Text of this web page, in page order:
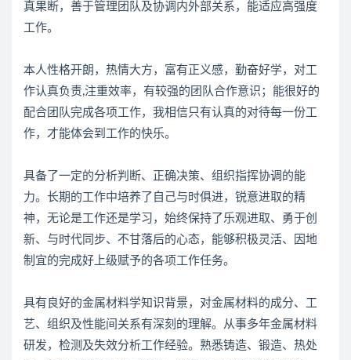
真果断，善于管理团队及协调内外部关系，能适应高强度
工作。
本人性格开朗，热情大方，富有正义感，勤奋好学，对工
作认真负责,注重效率，有较强的团队合作意识；能很好的
配合团队完成各项工作，我相信只有认真的对待每一份工
作，才能体会到工作的快乐。
具备了一定的分析判断、正确决策、组织指挥协调的能
力。长期的工作中培养了自己与时俱进，锐意进取的精
神，无论是工作还是学习，始终保持了乐观进取、勇于创
新、与时代同步、不甘落后的心态，能够积极灵活、因地
制宜的完成好上级赋予的各项工作任务。
具有良好的金属材料学知识背景，对金属材料的成分、工
艺、组织及性能间关系有深刻的理解。从事多年金属材料
研发，检测及失效分析工作经验。熟悉铸造、锻造、热处